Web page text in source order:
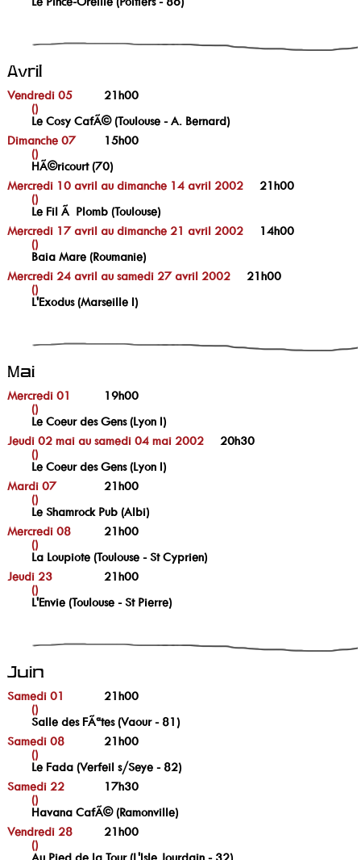
Avril
Vendredi 05
21h00
()
Le Cosy CafÃ© (Toulouse - A. Bernard)
Dimanche 07
15h00
()
HÃ©ricourt (70)
Mercredi 10 avril au dimanche 14 avril 2002
21h00
()
Le Fil Ã Plomb (Toulouse)
Mercredi 17 avril au dimanche 21 avril 2002
14h00
()
Baia Mare (Roumanie)
Mercredi 24 avril au samedi 27 avril 2002
21h00
()
L'Exodus (Marseille I)
Mai
Mercredi 01
19h00
()
Le Coeur des Gens (Lyon I)
Jeudi 02 mai au samedi 04 mai 2002
20h30
()
Le Coeur des Gens (Lyon I)
Mardi 07
21h00
()
Le Shamrock Pub (Albi)
Mercredi 08
21h00
()
La Loupiote (Toulouse - St Cyprien)
Jeudi 23
21h00
()
L'Envie (Toulouse - St Pierre)
Juin
Samedi 01
21h00
()
Salle des FÃªtes (Vaour - 81)
Samedi 08
21h00
()
Le Fada (Verfeil s/Seye - 82)
Samedi 22
17h30
()
Havana CafÃ© (Ramonville)
Vendredi 28
21h00
()